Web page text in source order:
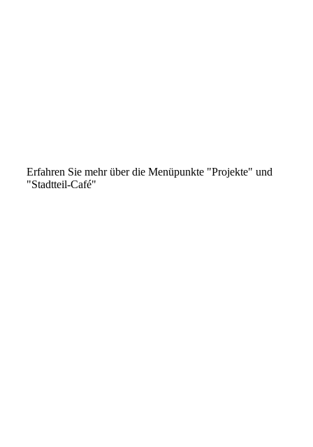
Erfahren Sie mehr über die Menüpunkte "Projekte" und
"Stadtteil-Café"